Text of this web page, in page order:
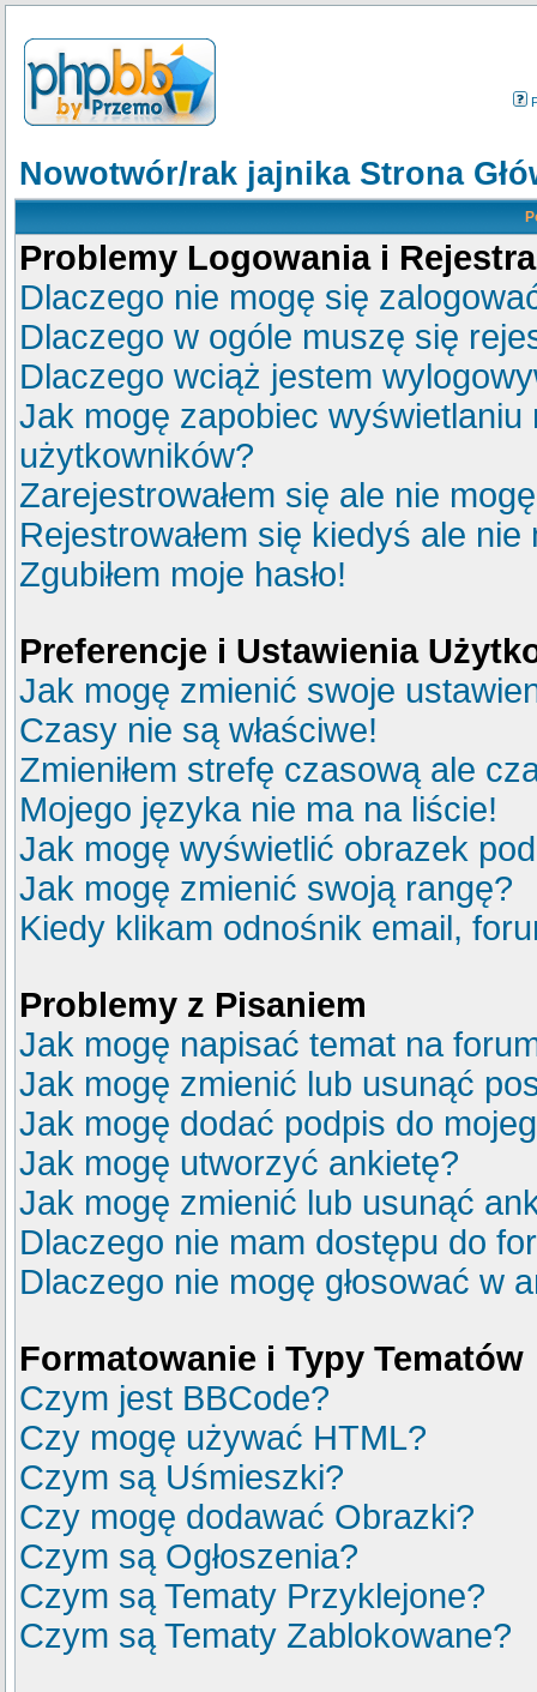
Nowotwór/rak jajnika Strona
Problemy Logowania i
Dlaczego nie mogę się
Dlaczego w ogóle muszę się
Dlaczego wciąż jestem
Jak mogę zapobiec
użytkowników?
Zarejestrowałem się ale nie
Rejestrowałem się kiedyś ale
Zgubiłem moje hasło!
Preferencje i Ustawienia
Jak mogę zmienić swoje
Czasy nie są właściwe!
Zmieniłem strefę czasową ale
Mojego języka nie ma na liście!
Jak mogę wyświetlić obrazek
Jak mogę zmienić swoją rangę?
Kiedy klikam odnośnik email,
Problemy z Pisaniem
Jak mogę napisać temat na
Jak mogę zmienić lub usunąć
Jak mogę dodać podpis do
Jak mogę utworzyć ankietę?
Jak mogę zmienić lub usunąć
Dlaczego nie mam dostępu do
Dlaczego nie mogę głosować w
Formatowanie i Typy Tematów
Czym jest BBCode?
Czy mogę używać HTML?
Czym są Uśmieszki?
Czy mogę dodawać Obrazki?
Czym są Ogłoszenia?
Czym są Tematy Przyklejone?
Czym są Tematy Zablokowane?